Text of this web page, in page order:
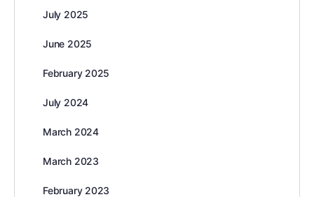
July 2025
June 2025
February 2025
July 2024
March 2024
March 2023
February 2023